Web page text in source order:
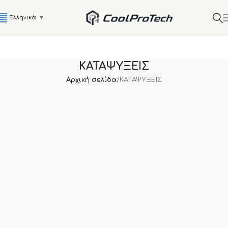
Ελληνικά ▼
ΚΑΤΑΨΥΞΕΙΣ
Αρχική σελίδα ΚΑΤΑΨΥΞΕΙΣ